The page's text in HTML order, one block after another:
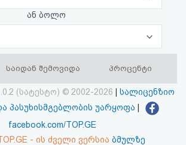
ან ბოლო
საიდან შემოვიდა პროცენტი
(სატესტო) © 2002-2026
სალიცენზიო
პასუხისმგებლობის უარყოფა
facebook.com/TOP.GE
- ის ძველი ვერსია ბმულზე